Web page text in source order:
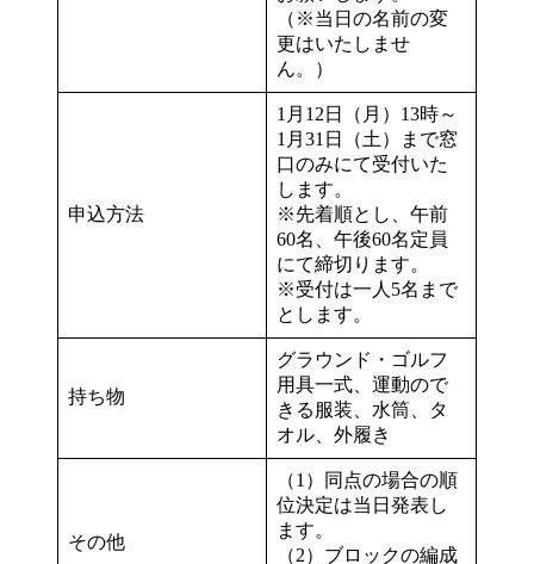
（※当日の名前の変
更はいたしませ
ん。）
申込方法
1月12日（月）13時～
1月31日（土）まで窓
口のみにて受付いた
します。
※先着順とし、午前
60名、午後60名定員
にて締切ります。
※受付は一人5名まで
とします。
持ち物
グラウンド・ゴルフ
用具一式、運動ので
きる服装、水筒、タ
オル、外履き
その他
（1）同点の場合の順
位決定は当日発表し
ます。
（2）ブロックの編成